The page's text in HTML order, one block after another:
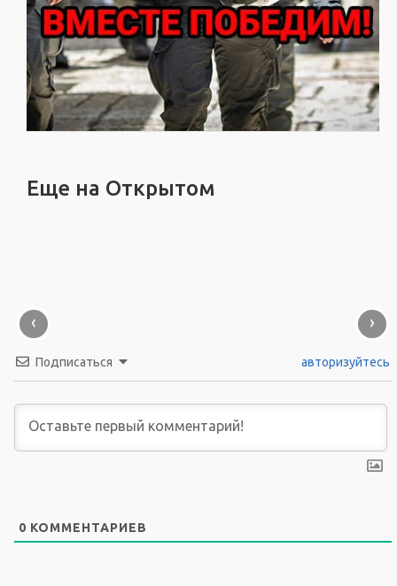
Еще на Открытом
‹ ›
Подписаться авторизуйтесь
0 КОММЕНТАРИЕВ